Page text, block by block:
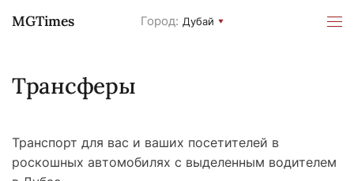
MGTimes Город: Дубай
Трансферы
Транспорт для вас и ваших посетителей в
роскошных автомобилях с выделенным водителем